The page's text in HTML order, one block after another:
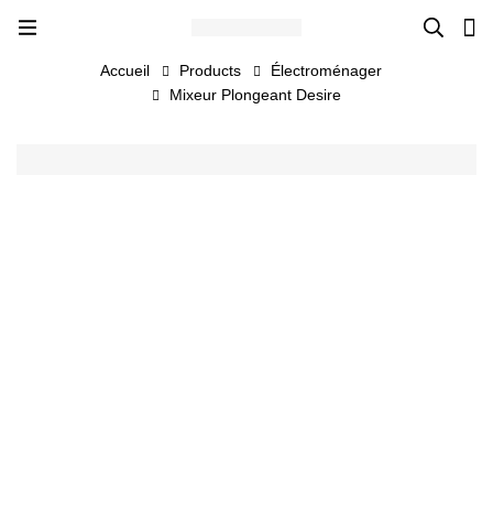
Accueil Products
Électroménager
Mixeur Plongeant Desire